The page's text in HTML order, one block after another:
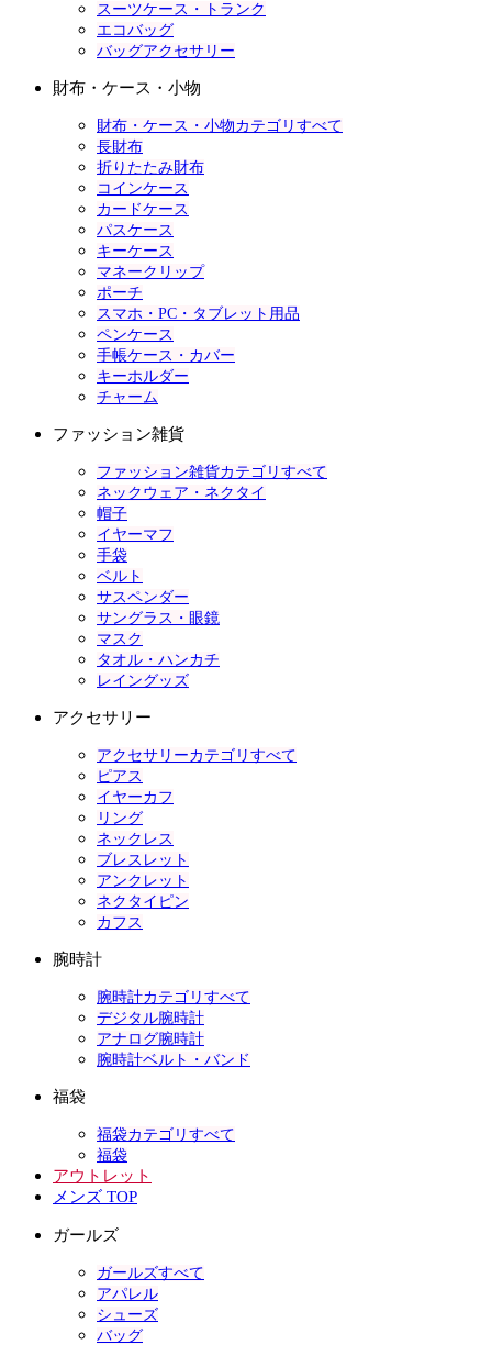
スーツケース・トランク
エコバッグ
バッグアクセサリー
財布・ケース・小物
財布・ケース・小物カテゴリすべて
長財布
折りたたみ財布
コインケース
カードケース
パスケース
キーケース
マネークリップ
ポーチ
スマホ・PC・タブレット用品
ペンケース
手帳ケース・カバー
キーホルダー
チャーム
ファッション雑貨
ファッション雑貨カテゴリすべて
ネックウェア・ネクタイ
帽子
イヤーマフ
手袋
ベルト
サスペンダー
サングラス・眼鏡
マスク
タオル・ハンカチ
レイングッズ
アクセサリー
アクセサリーカテゴリすべて
ピアス
イヤーカフ
リング
ネックレス
ブレスレット
アンクレット
ネクタイピン
カフス
腕時計
腕時計カテゴリすべて
デジタル腕時計
アナログ腕時計
腕時計ベルト・バンド
福袋
福袋カテゴリすべて
福袋
アウトレット
メンズ TOP
ガールズ
ガールズすべて
アパレル
シューズ
バッグ